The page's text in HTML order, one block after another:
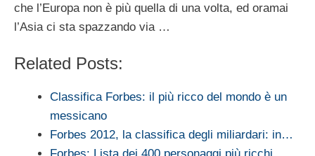
che l’Europa non è più quella di una volta, ed oramai
l’Asia ci sta spazzando via …
Related Posts:
Classifica Forbes: il più ricco del mondo è un
messicano
Forbes 2012, la classifica degli miliardari: in…